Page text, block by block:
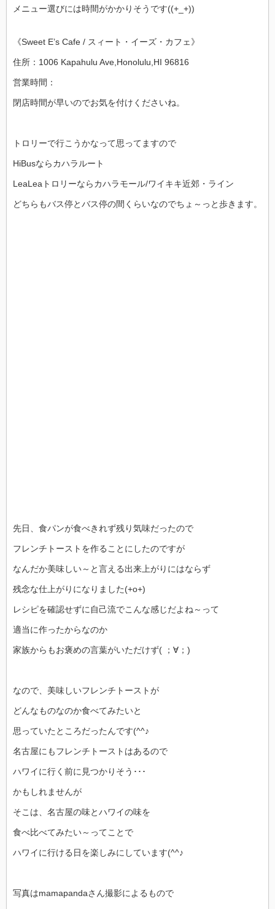
メニュー選びには時間がかかりそうです((+_+))
《Sweet E’s Cafe / スィート・イーズ・カフェ》
住所：1006 Kapahulu Ave,Honolulu,HI 96816
営業時間：
閉店時間が早いのでお気を付けくださいね。
トロリーで行こうかなって思ってますので
HiBusならカハラルート
LeaLeaトロリーならカハラモール/ワイキキ近郊・ライン
どちらもバス停とバス停の間くらいなのでちょ～っと歩きます。
先日、食パンが食べきれず残り気味だったので
フレンチトーストを作ることにしたのですが
なんだか美味しい～と言える出来上がりにはならず
残念な仕上がりになりました(+o+)
レシピを確認せずに自己流でこんな感じだよね～って
適当に作ったからなのか
家族からもお褒めの言葉がいただけず( ；∀；)
なので、美味しいフレンチトーストが
どんなものなのか食べてみたいと
思っていたところだったんです(^^♪
名古屋にもフレンチトーストはあるので
ハワイに行く前に見つかりそう･･･
かもしれませんが
そこは、名古屋の味とハワイの味を
食べ比べてみたい～ってことで
ハワイに行ける日を楽しみにしています(^^♪
写真はmamapandaさん撮影によるもので